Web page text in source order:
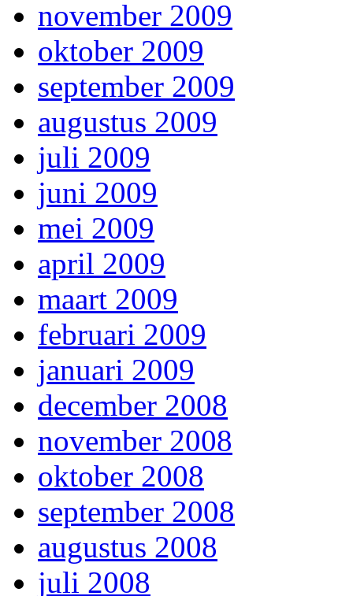
november 2009
oktober 2009
september 2009
augustus 2009
juli 2009
juni 2009
mei 2009
april 2009
maart 2009
februari 2009
januari 2009
december 2008
november 2008
oktober 2008
september 2008
augustus 2008
juli 2008